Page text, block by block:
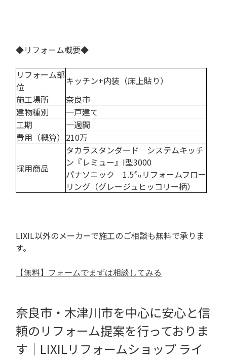
◆リフォーム概要◆
リフォーム部
位
キッチン+内装（床上貼り）
施工場所
奈良市
建物種別
一戸建て
工期
一週間
費用（概算） 210万
採用商品
タカラスタンダード システムキッチ
ン『レミュー』I型3000
パナソニック 1.5㍉リフォームフロー
リング（グレージュヒッコリー柄）
LIXIL以外のメーカーで施工のご相談も無料で承りま
す。
【無料】フォームでまずは相談してみる
奈良市・木津川市を中心に安心と信
頼のリフォーム提案を行っておりま
す｜ LIXILリフォームショップ ライ